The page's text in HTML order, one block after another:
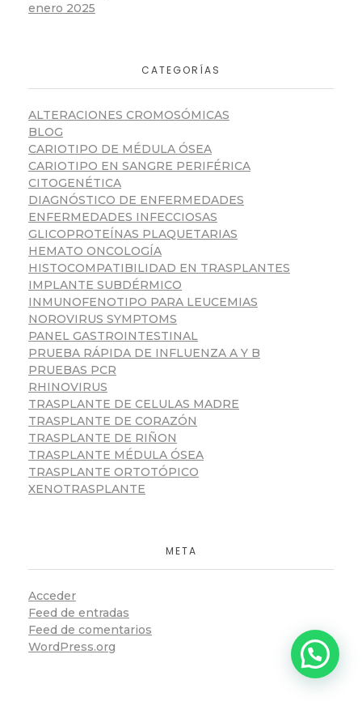
enero 2025
CATEGORÍAS
ALTERACIONES CROMOSÓMICAS
BLOG
CARIOTIPO DE MÉDULA ÓSEA
CARIOTIPO EN SANGRE PERIFÉRICA
CITOGENÉTICA
DIAGNÓSTICO DE ENFERMEDADES
ENFERMEDADES INFECCIOSAS
GLICOPROTEÍNAS PLAQUETARIAS
HEMATO ONCOLOGÍA
HISTOCOMPATIBILIDAD EN TRASPLANTES
IMPLANTE SUBDÉRMICO
INMUNOFENOTIPO PARA LEUCEMIAS
NOROVIRUS SYMPTOMS
PANEL GASTROINTESTINAL
PRUEBA RÁPIDA DE INFLUENZA A Y B
PRUEBAS PCR
RHINOVIRUS
TRASPLANTE DE CELULAS MADRE
TRASPLANTE DE CORAZÓN
TRASPLANTE DE RIÑON
TRASPLANTE MÉDULA ÓSEA
TRASPLANTE ORTOTÓPICO
XENOTRASPLANTE
META
Acceder
Feed de entradas
Feed de comentarios
WordPress.org